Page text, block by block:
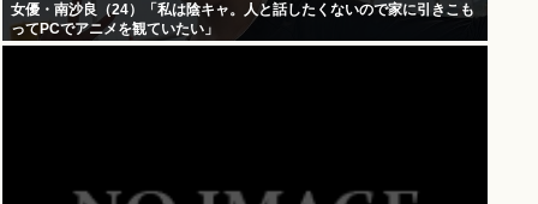
女優・南沙良（24）「私は陰キャ。人と話したくないので家に引きこも
ってPCでアニメを観ていたい」